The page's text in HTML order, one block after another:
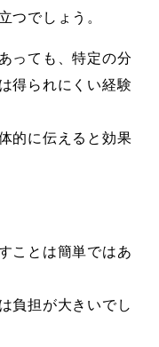
つでしょう。
っても、特定の分
得られにくい経験
的に伝えると効果
ことは簡単ではあ
負担が大きいでし